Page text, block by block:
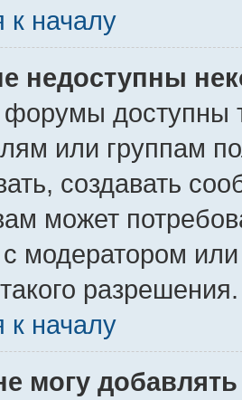
к началу
недоступны
доступны
или группам
создавать
может
модератором
разрешения.
к началу
могу